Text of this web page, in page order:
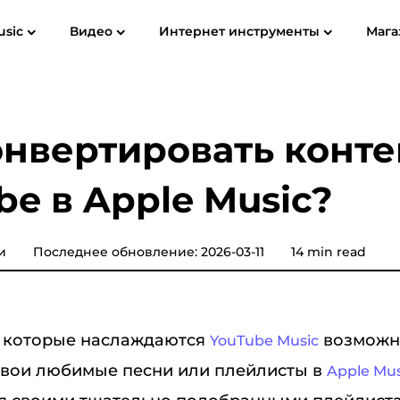
Конвертер музыки YouTube
Звуковой конвертер
Pandora
Видео Интернет инструменты
пользователяЧасто задаваемые вопросы (FAQ)
в Apple Music?
Последнее обновление: 2026-03-11 14 min read
наслаждаются YouTube Music
любимые песни или плейлисты в Apple